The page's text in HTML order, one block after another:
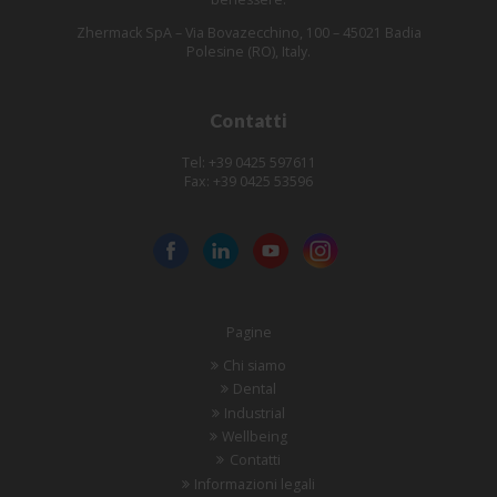
Zhermack SpA – Via Bovazecchino, 100 – 45021 Badia
Polesine (RO), Italy.
Contatti
Tel: +39 0425 597611
Fax: +39 0425 53596
Pagine
Chi siamo
Dental
Industrial
Wellbeing
Contatti
Informazioni legali